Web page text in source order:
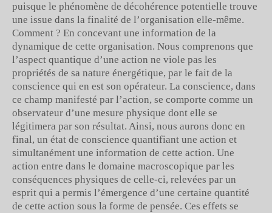
puisque le phénomène de décohérence potentielle trouve
une issue dans la finalité de l’organisation elle-même.
Comment ? En concevant une information de la
dynamique de cette organisation. Nous comprenons que
l’aspect quantique d’une action ne viole pas les
propriétés de sa nature énergétique, par le fait de la
conscience qui en est son opérateur. La conscience, dans
ce champ manifesté par l’action, se comporte comme un
observateur d’une mesure physique dont elle se
légitimera par son résultat. Ainsi, nous aurons donc en
final, un état de conscience quantifiant une action et
simultanément une information de cette action. Une
action entre dans le domaine macroscopique par les
conséquences physiques de celle-ci, relevées par un
esprit qui a permis l’émergence d’une certaine quantité
de cette action sous la forme de pensée. Ces effets se